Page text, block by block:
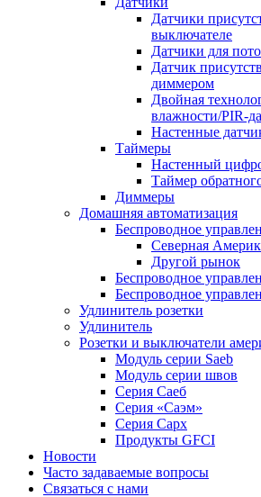
Датчики
выключателе
Датчики для
Датчик
диммером
Двойная
влажности/PIR-
Настенные
Таймеры
Настенный
Таймер
Диммеры
Домашняя автоматизация
Беспроводное
Северная
Другой рынок
Беспроводное
Беспроводное
Удлинитель розетки
Удлинитель
Розетки и выключатели
Модуль серии Saeb
Модуль серии швов
Серия Саеб
Серия «Саэм»
Серия Сарх
Продукты GFCI
Новости
Часто задаваемые вопросы
Связаться с нами